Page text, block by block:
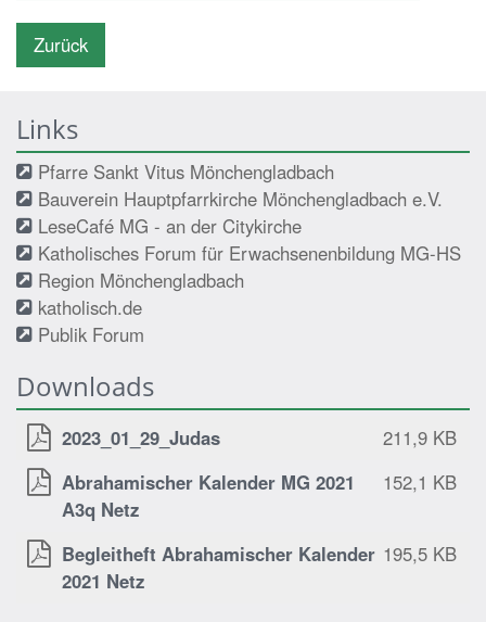
Zurück
Links
Pfarre Sankt Vitus Mönchengladbach
Bauverein Hauptpfarrkirche Mönchengladbach e.V.
LeseCafé MG - an der Citykirche
Katholisches Forum für Erwachsenenbildung MG-HS
Region Mönchengladbach
katholisch.de
Publik Forum
Downloads
2023_01_29_Judas
211,9 KB
Abrahamischer Kalender MG 2021
A3q Netz
152,1 KB
Begleitheft Abrahamischer Kalender
2021 Netz
195,5 KB